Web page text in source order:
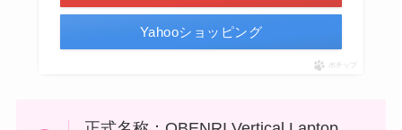
Yahooショッピング
ポチップ